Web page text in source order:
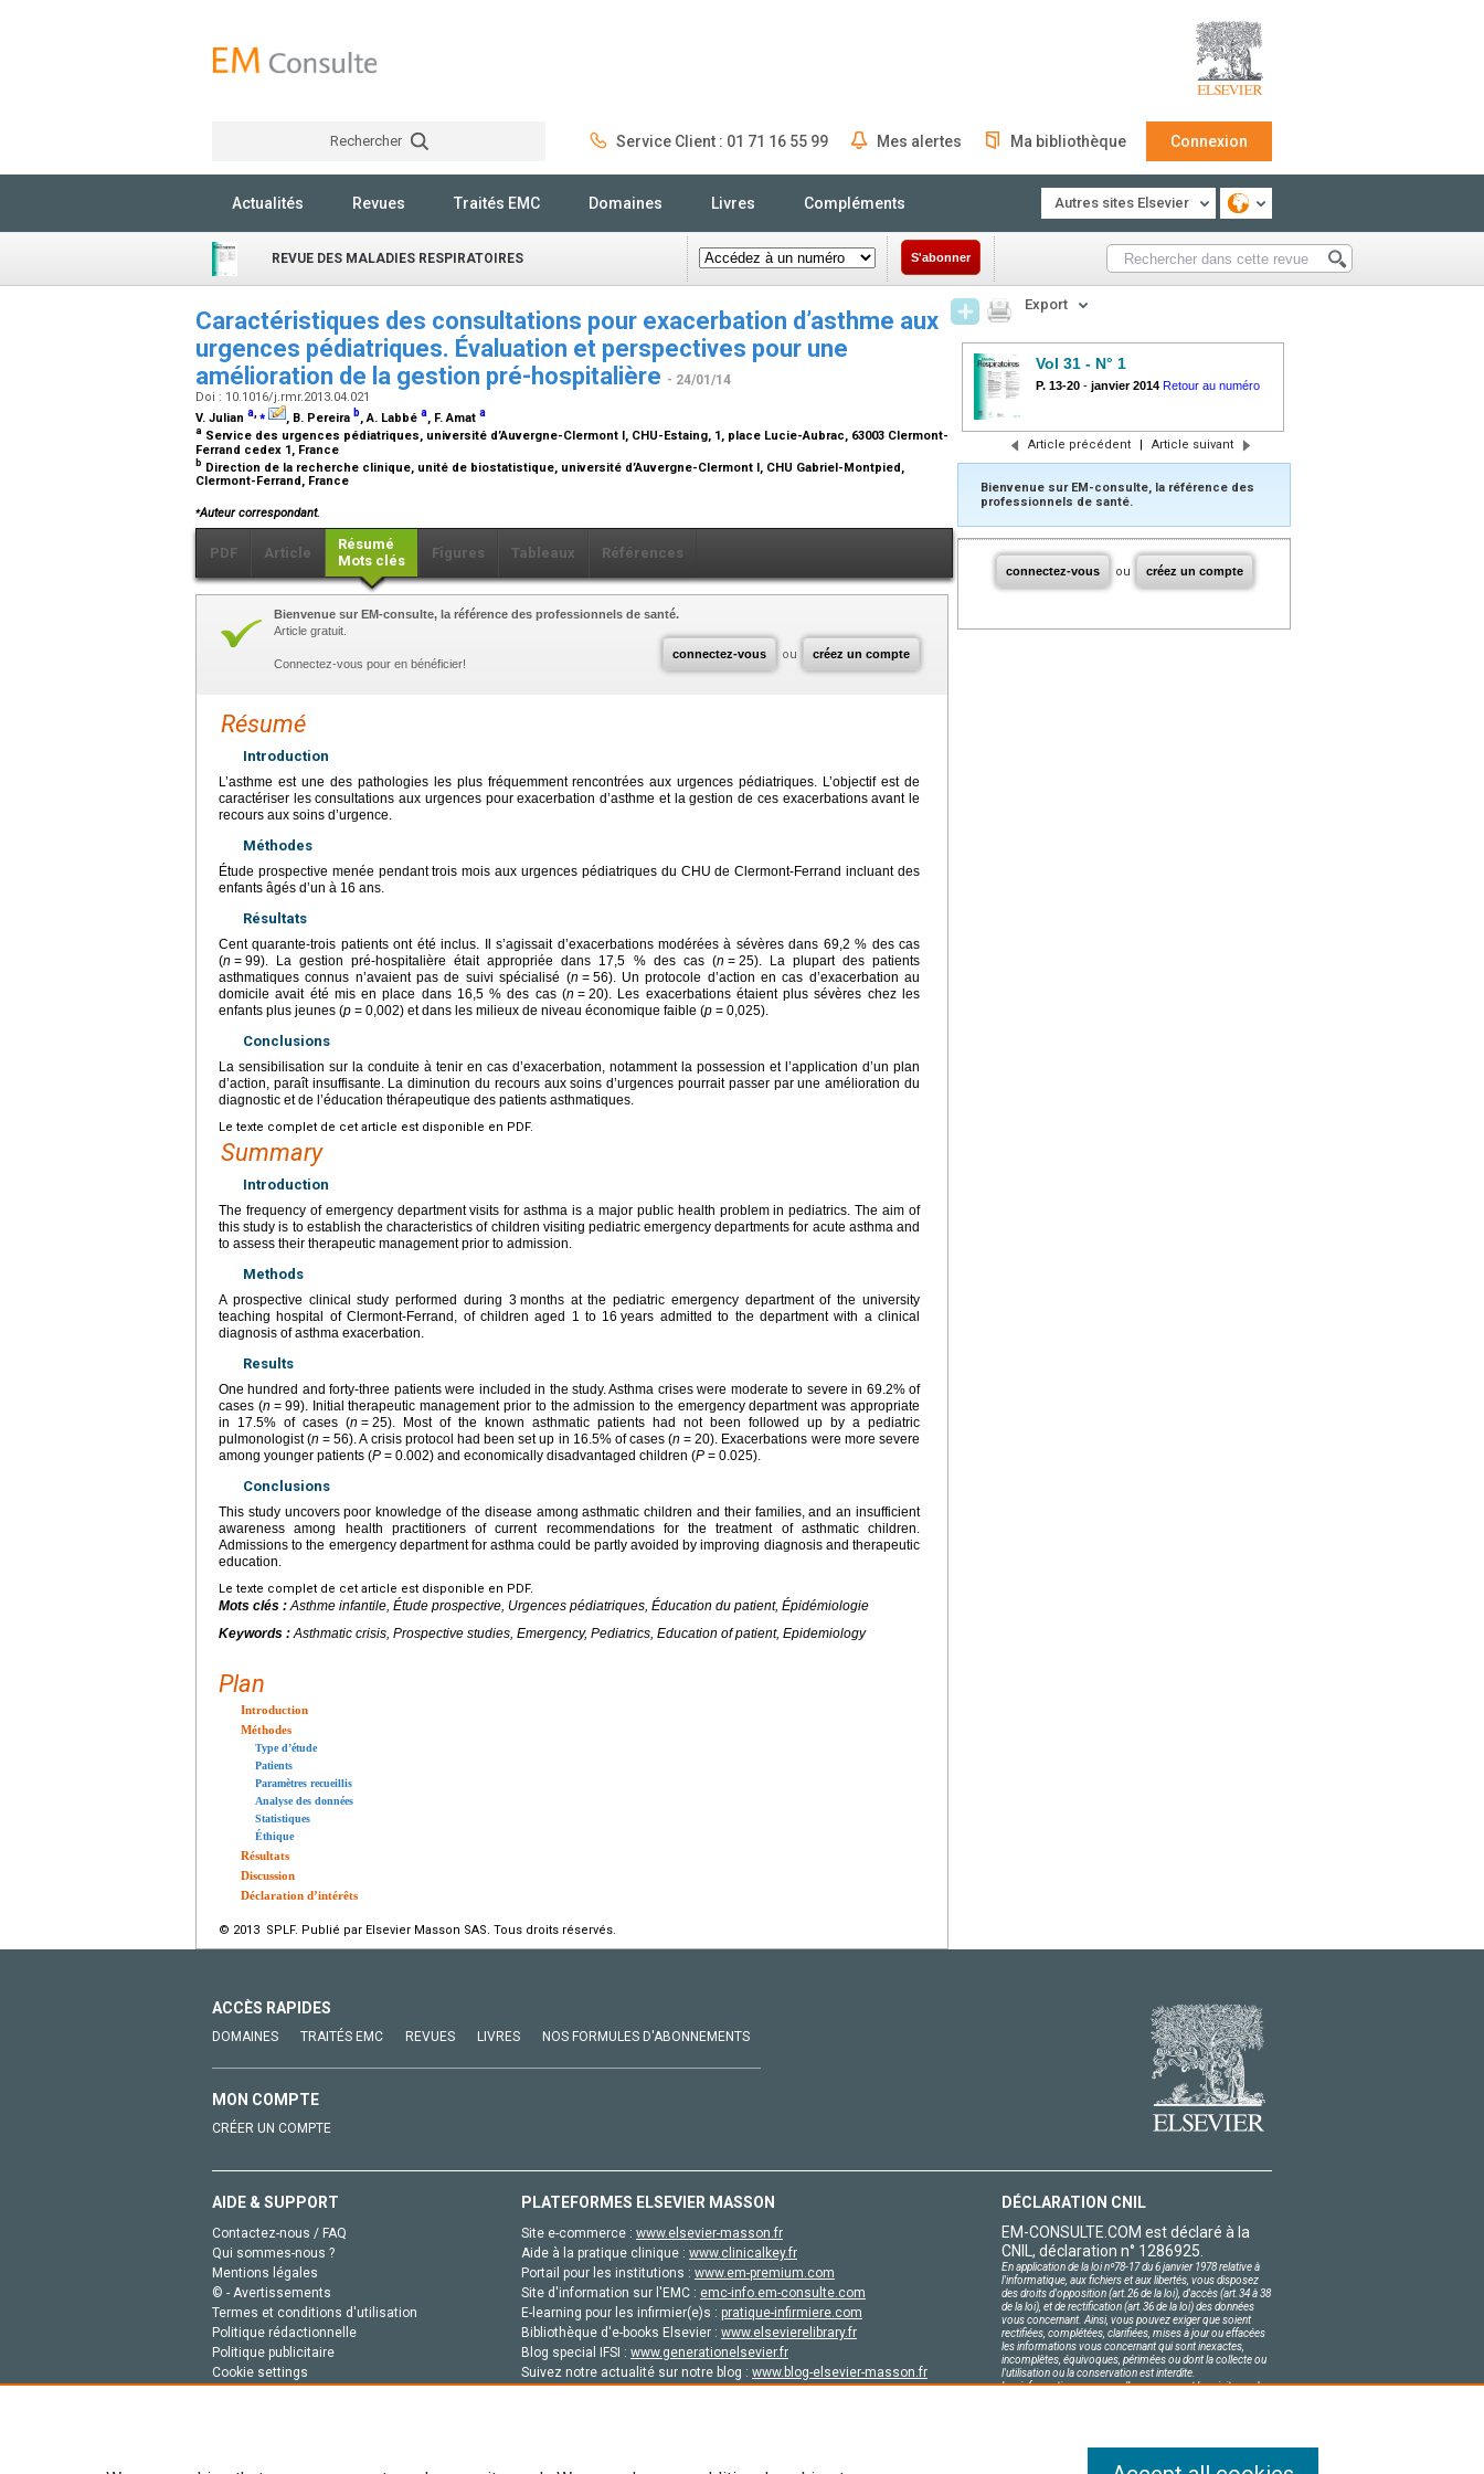
Rechercher Service Client : 01 71 16 55 99 Mes alertes Ma bibliothèque Connexion
Actualités Revues Traités EMC Domaines Livres Compléments Autres sites Elsevier
REVUE DES MALADIES RESPIRATOIRES S'abonner
Caractéristiques des consultations pour exacerbation d’asthme aux
urgences pédiatriques. Évaluation et perspectives pour une
amélioration de la gestion pré-hospitalière - 24/01/14
Doi : 10.1016/j.rmr.2013.04.021
V. Julian a,⁎ , B. Pereira b, A. Labbé a, F. Amat a
a Service des urgences pédiatriques, université d’Auvergne-Clermont I, CHU-Estaing, 1, place Lucie-Aubrac, 63003 Clermont-
Ferrand cedex 1, France
b Direction de la recherche clinique, unité de biostatistique, université d’Auvergne-Clermont I, CHU Gabriel-Montpied,
Clermont-Ferrand, France
⁎Auteur correspondant.
PDF Article
Résumé
Mots clés
Figures Tableaux Références
connectez-vous ou créez un compte
Bienvenue sur EM-consulte, la référence des professionnels de santé.
Article gratuit.
Connectez-vous pour en bénéficier!
Résumé
Introduction
L’asthme est une des pathologies les plus fréquemment rencontrées aux urgences pédiatriques. L’objectif est de
caractériser les consultations aux urgences pour exacerbation d’asthme et la gestion de ces exacerbations avant le
recours aux soins d’urgence.
Méthodes
Étude prospective menée pendant trois mois aux urgences pédiatriques du CHU de Clermont-Ferrand incluant des
enfants âgés d’un à 16 ans.
Résultats
Cent quarante-trois patients ont été inclus. Il s’agissait d’exacerbations modérées à sévères dans 69,2 % des cas
(n = 99). La gestion pré-hospitalière était appropriée dans 17,5 % des cas (n = 25). La plupart des patients
asthmatiques connus n’avaient pas de suivi spécialisé (n = 56). Un protocole d’action en cas d’exacerbation au
domicile avait été mis en place dans 16,5 % des cas (n = 20). Les exacerbations étaient plus sévères chez les
enfants plus jeunes (p = 0,002) et dans les milieux de niveau économique faible (p = 0,025).
Conclusions
La sensibilisation sur la conduite à tenir en cas d’exacerbation, notamment la possession et l’application d’un plan
d’action, paraît insuffisante. La diminution du recours aux soins d’urgences pourrait passer par une amélioration du
diagnostic et de l’éducation thérapeutique des patients asthmatiques.
Le texte complet de cet article est disponible en PDF.
Summary
Introduction
The frequency of emergency department visits for asthma is a major public health problem in pediatrics. The aim of
this study is to establish the characteristics of children visiting pediatric emergency departments for acute asthma and
to assess their therapeutic management prior to admission.
Methods
A prospective clinical study performed during 3 months at the pediatric emergency department of the university
teaching hospital of Clermont-Ferrand, of children aged 1 to 16 years admitted to the department with a clinical
diagnosis of asthma exacerbation.
Results
One hundred and forty-three patients were included in the study. Asthma crises were moderate to severe in 69.2% of
cases (n = 99). Initial therapeutic management prior to the admission to the emergency department was appropriate
in 17.5% of cases (n = 25). Most of the known asthmatic patients had not been followed up by a pediatric
pulmonologist (n = 56). A crisis protocol had been set up in 16.5% of cases (n = 20). Exacerbations were more severe
among younger patients (P = 0.002) and economically disadvantaged children (P = 0.025).
Conclusions
This study uncovers poor knowledge of the disease among asthmatic children and their families, and an insufficient
awareness among health practitioners of current recommendations for the treatment of asthmatic children.
Admissions to the emergency department for asthma could be partly avoided by improving diagnosis and therapeutic
education.
Le texte complet de cet article est disponible en PDF.
Mots clés :Asthme infantile, Étude prospective, Urgences pédiatriques, Éducation du patient, Épidémiologie
Keywords :Asthmatic crisis, Prospective studies, Emergency, Pediatrics, Education of patient, Epidemiology
Plan
Introduction
Méthodes
Type d’étude
Patients
Paramètres recueillis
Analyse des données
Statistiques
Éthique
Résultats
Discussion
Déclaration d’intérêts
© 2013 SPLF. Publié par Elsevier Masson SAS. Tous droits réservés.
Export
Vol 31 - N° 1
P. 13-20 - janvier 2014 Retour au numéro
Article précédent | Article suivant
Bienvenue sur EM-consulte, la référence des
professionnels de santé.
connectez-vous ou créez un compte
ACCÈS RAPIDES
DOMAINES TRAITÉS EMC REVUES LIVRES NOS FORMULES D'ABONNEMENTS
MON COMPTE
CRÉER UN COMPTE
AIDE & SUPPORT
Contactez-nous / FAQ
Qui sommes-nous ?
Mentions légales
© - Avertissements
Termes et conditions d'utilisation
Politique rédactionnelle
Politique publicitaire
Cookie settings
PLATEFORMES ELSEVIER MASSON
Site e-commerce : www.elsevier-masson.fr
Aide à la pratique clinique : www.clinicalkey.fr
Portail pour les institutions : www.em-premium.com
Site d'information sur l'EMC : emc-info.em-consulte.com
E-learning pour les infirmier(e)s : pratique-infirmiere.com
Bibliothèque d'e-books Elsevier : www.elsevierelibrary.fr
Blog special IFSI : www.generationelsevier.fr
Suivez notre actualité sur notre blog : www.blog-elsevier-masson.fr
DÉCLARATION CNIL
EM-CONSULTE.COM est déclaré à la
CNIL, déclaration n° 1286925.
En application de la loi nº78-17 du 6 janvier 1978 relative à
l'informatique, aux fichiers et aux libertés, vous disposez
des droits d'opposition (art.26 de la loi), d'accès (art.34 à 38
de la loi), et de rectification (art.36 de la loi) des données
vous concernant. Ainsi, vous pouvez exiger que soient
rectifiées, complétées, clarifiées, mises à jour ou effacées
les informations vous concernant qui sont inexactes,
incomplètes, équivoques, périmées ou dont la collecte ou
l'utilisation ou la conservation est interdite.
Les informations personnelles concernant les visiteurs de